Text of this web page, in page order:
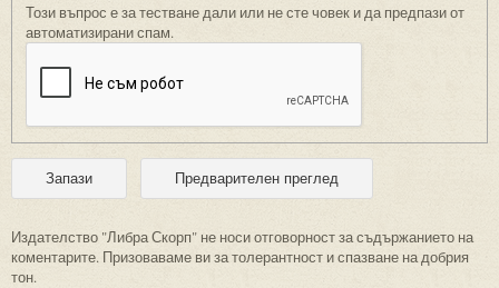
Този въпрос е за тестване дали или не сте човек и да предпази от
автоматизирани спам.
Издателство "Либра Скорп" не носи отговорност за съдържанието на
коментарите. Призоваваме ви за толерантност и спазване на добрия
тон.